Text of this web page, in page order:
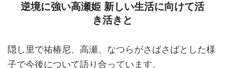
逆境に強い高瀬姫 新しい生活に向けて活
き活きと
隠し里で祐椿尼、高瀬、なつらがさばさばとした様
子で今後について語り合っています。